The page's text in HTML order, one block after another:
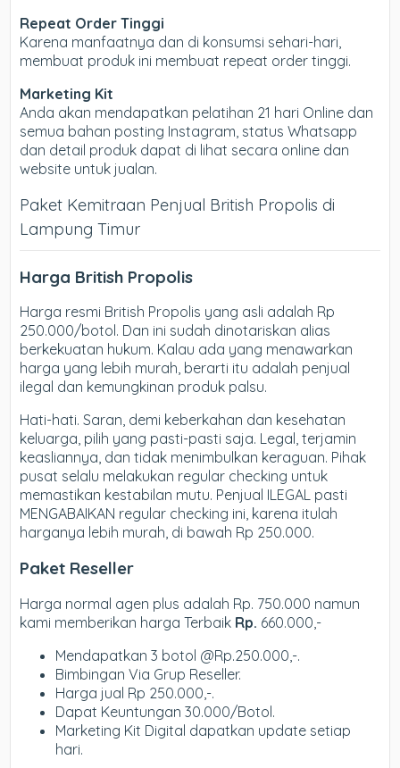
Repeat Order Tinggi
Karena manfaatnya dan di konsumsi sehari-hari,
membuat produk ini membuat repeat order tinggi.
Marketing Kit
Anda akan mendapatkan pelatihan 21 hari Online dan
semua bahan posting Instagram, status Whatsapp
dan detail produk dapat di lihat secara online dan
website untuk jualan.
Paket Kemitraan Penjual British Propolis di
Lampung Timur
Harga British Propolis
Harga resmi British Propolis yang asli adalah Rp
250.000/botol. Dan ini sudah dinotariskan alias
berkekuatan hukum. Kalau ada yang menawarkan
harga yang lebih murah, berarti itu adalah penjual
ilegal dan kemungkinan produk palsu.
Hati-hati. Saran, demi keberkahan dan kesehatan
keluarga, pilih yang pasti-pasti saja. Legal, terjamin
keasliannya, dan tidak menimbulkan keraguan. Pihak
pusat selalu melakukan regular checking untuk
memastikan kestabilan mutu. Penjual ILEGAL pasti
MENGABAIKAN regular checking ini, karena itulah
harganya lebih murah, di bawah Rp 250.000.
Paket Reseller
Harga normal agen plus adalah Rp. 750.000 namun
kami memberikan harga Terbaik Rp. 660.000,-
Mendapatkan 3 botol @Rp.250.000,-.
Bimbingan Via Grup Reseller.
Harga jual Rp 250.000,-.
Dapat Keuntungan 30.000/Botol.
Marketing Kit Digital dapatkan update setiap
hari.